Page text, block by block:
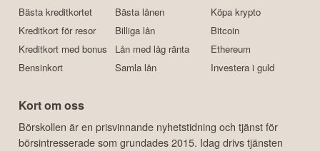
Bästa kreditkortet
Kreditkort för resor
Kreditkort med bonus
Bensinkort
Bästa lånen
Billiga lån
Lån med låg ränta
Samla lån
Köpa krypto
Bitcoin
Ethereum
Investera i guld
Kort om oss
Börskollen är en prisvinnande nyhetstidning och tjänst för
börsintresserade som grundades 2015. Idag drivs tjänsten